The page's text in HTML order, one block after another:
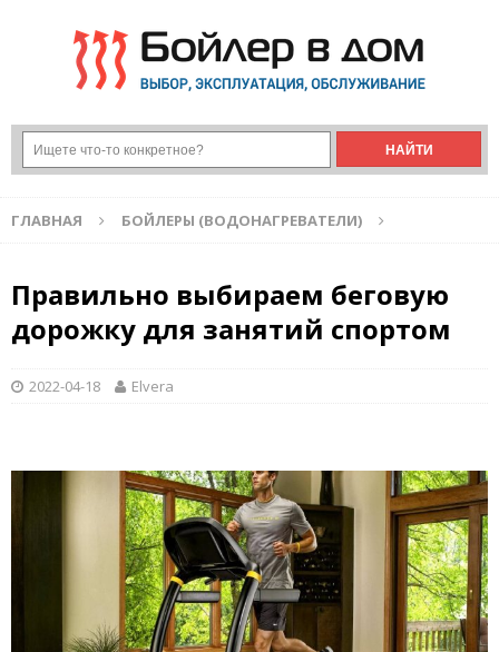
ГЛАВНАЯ БОЙЛЕРЫ (ВОДОНАГРЕВАТЕЛИ)
Правильно выбираем беговую
дорожку для занятий спортом
2022-04-18 Elvera